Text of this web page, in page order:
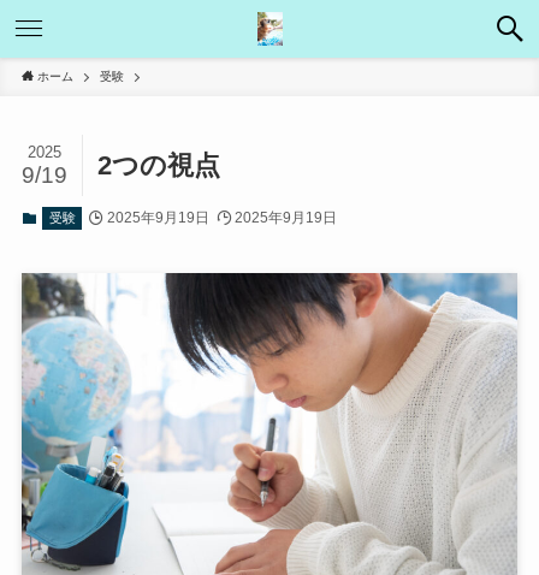
ホーム 受験
2つの視点
2025
9/19
受験 2025年9月19日 2025年9月19日